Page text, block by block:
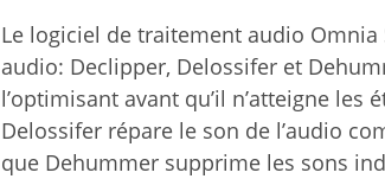
Le logiciel de traitement audio Omnia
audio: Declipper, Delossifer et
l’optimisant avant qu’il n’atteigne
Delossifer répare le son de l’audio
que Dehummer supprime les sons